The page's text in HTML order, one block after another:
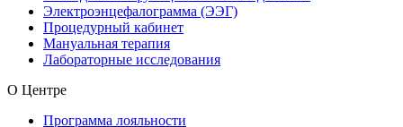
Электроэнцефалограмма (ЭЭГ)
Процедурный кабинет
Мануальная терапия
Лабораторные исследования
О Центре
Программа лояльности